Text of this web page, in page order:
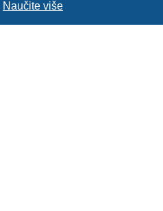
Naučite više